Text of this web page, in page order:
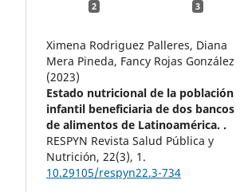
2 3
Ximena Rodriguez Palleres, Diana
Mera Pineda, Fancy Rojas González
(2023)
Estado nutricional de la población
infantil beneficiaria de dos bancos
de alimentos de Latinoamérica. .
RESPYN Revista Salud Pública y
Nutrición,22(3), 1.
10.29105/respyn22.3-734